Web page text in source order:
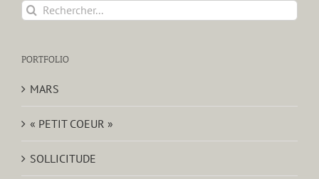
Rechercher:
PORTFOLIO
MARS
« PETIT COEUR »
SOLLICITUDE